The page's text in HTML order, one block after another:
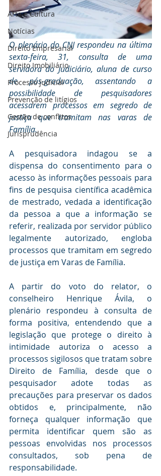
Arte e Cultura
Notícias
Direito Empresarial
Direito Imobiliário
Processo judicial
Prevenção de litígios
Gestāo de conflitos
Jurisprudência
O plenário do CNJ respondeu na última
sexta-feira, 31, consulta de uma
servidora do Judiciário, aluna de curso
de pós-graduação, assentando a
possibilidade de pesquisadores
acessarem processos em segredo de
justiça que tramitam nas varas de
Família.
A pesquisadora indagou se a
dispensa do consentimento para o
acesso às informações pessoais para
fins de pesquisa científica acadêmica
de mestrado, vedada a identificação
da pessoa a que a informação se
referir, realizada por servidor público
legalmente autorizado, engloba
processos que tramitam em segredo
de justiça em Varas de Família.
A partir do voto do relator, o
conselheiro Henrique Ávila, o
plenário respondeu à consulta de
forma positiva, entendendo que a
legislação que protege o direito à
intimidade autoriza o acesso a
processos sigilosos que tratam sobre
Direito de Família, desde que o
pesquisador adote todas as
precauções para preservar os dados
obtidos e, principalmente, não
forneça qualquer informação que
permita identificar quem são as
pessoas envolvidas nos processos
consultados, sob pena de
responsabilidade.